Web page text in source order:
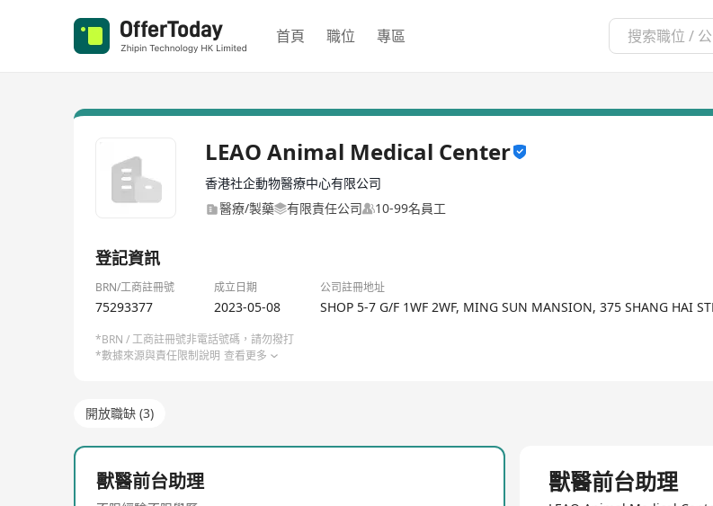
首頁 職位 專區
LEAO Animal Medical Center
香港社企動物醫療中心有限公司
醫療/製藥
有限責任公司 10-99名員工
登記資訊
BRN/工商註冊號 成立日期 公司註冊地址
75293377 2023-05-08 SHOP 5-7 G/F 1WF 2WF, MING SUN MANSION, 375 SHANG HAI
*BRN / 工商註冊號非電話號碼，請勿撥打
*數據來源與責任限制說明 查看更多
開放職缺 (3)
獸醫前台助理 獸醫前台助理